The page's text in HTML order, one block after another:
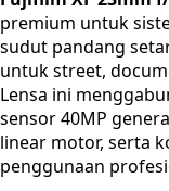
premium untuk
sudut pandang
untuk street,
Lensa ini
sensor 40MP
linear motor, serta
penggunaan